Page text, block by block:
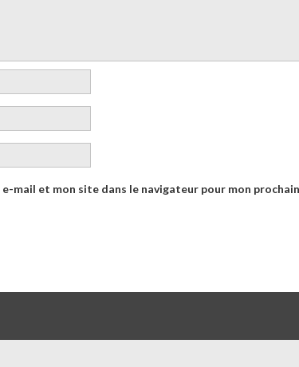
mail et mon site dans le navigateur pour mon